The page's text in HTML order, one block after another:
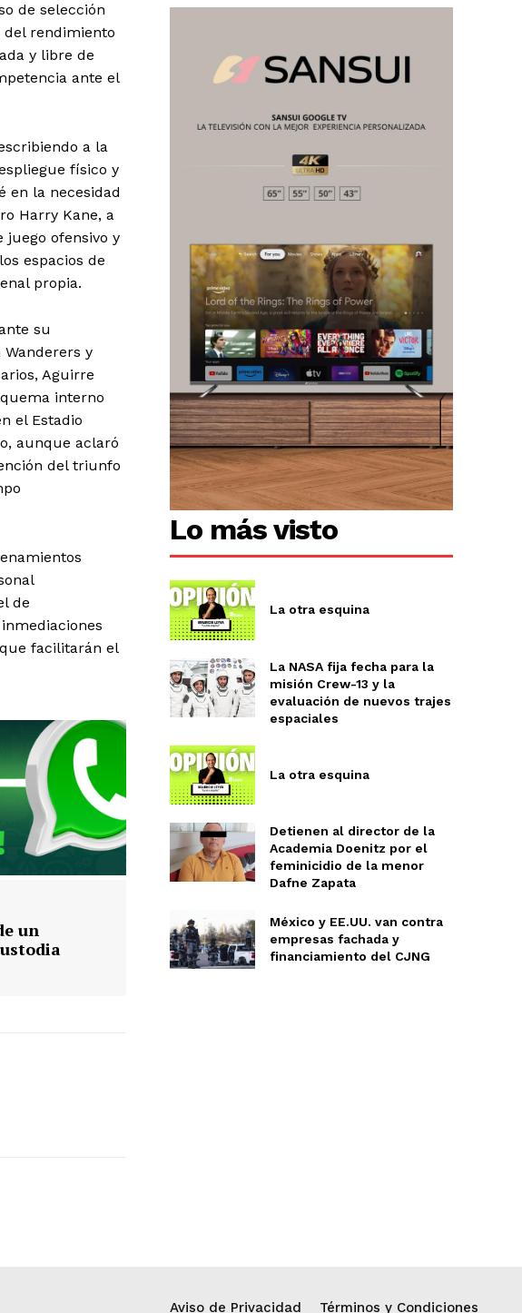
Baja California
Campeche
Chiapas
de México
Coahuila
Estado de México
Hidalgo
Yucatán
Veracruz
Tabasco
Potosí
Quintana Roo
de selección
rendimiento
y libre de
ante el
a la
físico y
en la necesidad
Harry Kane, a
ofensivo y
espacios de
propia.
su
y
Aguirre
interno
el Estadio
aunque aclaró
del triunfo
de
facilitarán el
un
Lo más visto
La otra esquina
La NASA fija fecha para la
misión Crew-13 y la
evaluación de nuevos trajes
espaciales
La otra esquina
Detienen al director de la
Academia Doenitz por el
feminicidio de la menor
Dafne Zapata
México y EE.UU. van contra
empresas fachada y
financiamiento del CJNG
Aviso de Privacidad Términos y Condiciones